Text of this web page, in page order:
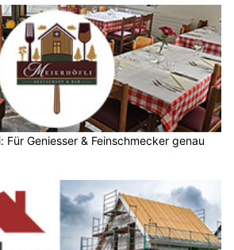
Für Geniesser & Feinschmecker genau